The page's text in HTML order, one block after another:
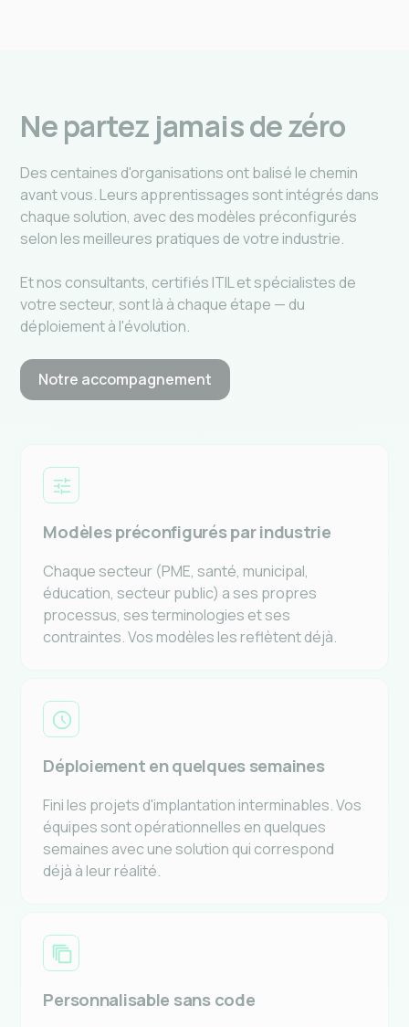
Ne partez jamais de zéro
Des centaines d'organisations ont balisé le chemin
avant vous. Leurs apprentissages sont intégrés dans
chaque solution, avec des modèles préconfigurés
selon les meilleures pratiques de votre industrie.
Et nos consultants, certifiés ITIL et spécialistes de
votre secteur, sont là à chaque étape — du
déploiement à l'évolution.
Notre accompagnement
Modèles préconfigurés par industrie
Chaque secteur (PME, santé, municipal,
éducation, secteur public) a ses propres
processus, ses terminologies et ses
contraintes. Vos modèles les reflètent déjà.
Déploiement en quelques semaines
Fini les projets d'implantation interminables. Vos
équipes sont opérationnelles en quelques
semaines avec une solution qui correspond
déjà à leur réalité.
Personnalisable sans code